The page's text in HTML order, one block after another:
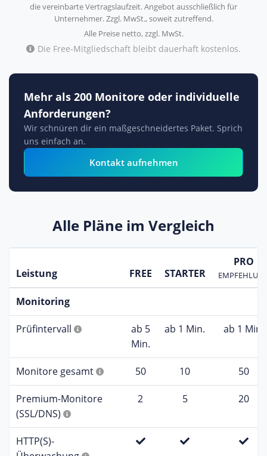
die vereinbarte Vertragslaufzeit. Angebot ausschließlich für
Unternehmer. Zzgl. MwSt., soweit zutreffend.
Alle Preise netto, zzgl. MwSt.
Die Free-Mitgliedschaft bleibt dauerhaft kostenlos.
Mehr als 200 Monitore oder individuelle
Anforderungen?
Wir schnüren dir ein maßgeschneidertes Paket. Sprich
uns einfach an.
Kontakt aufnehmen
Alle Pläne im Vergleich
Leistung FREE STARTER
PRO
Monitoring
Prüfintervall
ab 5
Min.
ab 1 Min. ab 1 Min.
Monitore gesamt 50 10 50
Premium-Monitore
(SSL/DNS)
2 5 20
HTTP(S)-